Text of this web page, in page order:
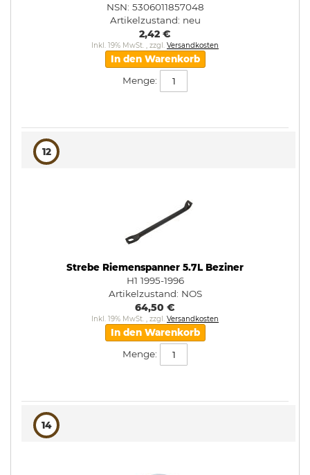
NSN: 5306011857048
Artikelzustand: neu
2,42 €
Inkl. 19% MwSt. , zzgl. Versandkosten
In den Warenkorb
Menge:
12
Strebe Riemenspanner 5.7L Beziner
H1 1995-1996
Artikelzustand: NOS
64,50 €
Inkl. 19% MwSt. , zzgl. Versandkosten
In den Warenkorb
Menge:
14